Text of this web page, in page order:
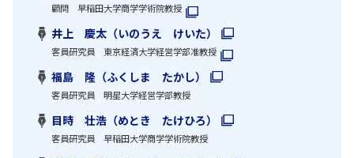
顧問 早稲田大学商学学術院教授
井上 慶太（いのうえ けいた）
客員研究員 東京経済大学経営学部准教授
福島 隆（ふくしま たかし）
客員研究員 明星大学経営学部教授
目時 壮浩（めとき たけひろ）
客員研究員 早稲田大学商学学術院教授